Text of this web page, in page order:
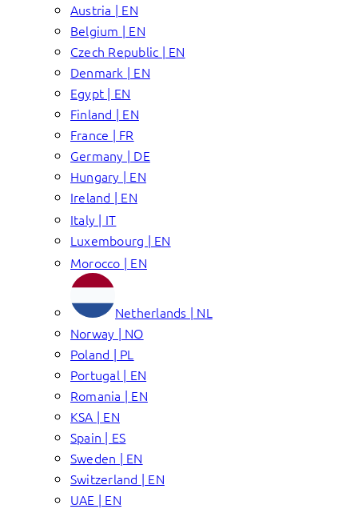
Austria | EN
Belgium | EN
Czech Republic | EN
Denmark | EN
Egypt | EN
Finland | EN
France | FR
Germany | DE
Hungary | EN
Ireland | EN
Italy | IT
Luxembourg | EN
Morocco | EN
Netherlands | NL
Norway | NO
Poland | PL
Portugal | EN
Romania | EN
KSA | EN
Spain | ES
Sweden | EN
Switzerland | EN
UAE | EN